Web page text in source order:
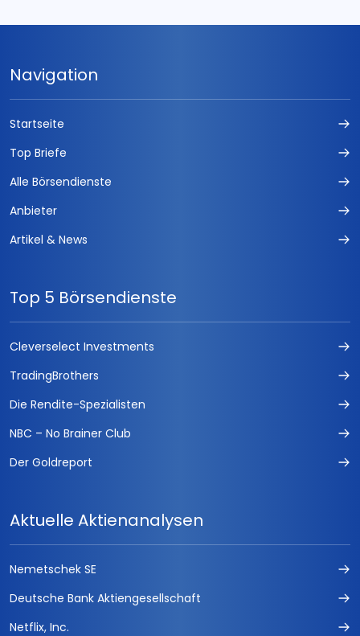
Navigation
Startseite
Top Briefe
Alle Börsendienste
Anbieter
Artikel & News
Top 5 Börsendienste
Cleverselect Investments
TradingBrothers
Die Rendite-Spezialisten
NBC – No Brainer Club
Der Goldreport
Aktuelle Aktienanalysen
Nemetschek SE
Deutsche Bank Aktiengesellschaft
Netflix, Inc.